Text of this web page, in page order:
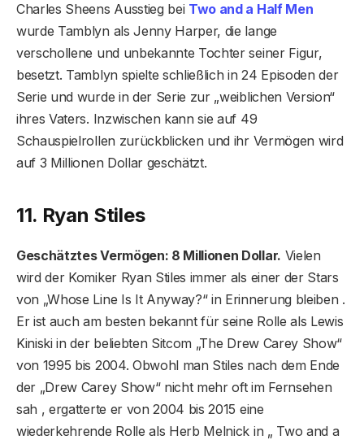
Charles Sheens Ausstieg bei Two and a Half Men
wurde Tamblyn als Jenny Harper, die lange
verschollene und unbekannte Tochter seiner Figur,
besetzt. Tamblyn spielte schließlich in 24 Episoden der
Serie und wurde in der Serie zur „weiblichen Version“
ihres Vaters. Inzwischen kann sie auf 49
Schauspielrollen zurückblicken und ihr Vermögen wird
auf 3 Millionen Dollar geschätzt.
11. Ryan Stiles
Geschätztes Vermögen: 8 Millionen Dollar. Vielen
wird der Komiker Ryan Stiles immer als einer der Stars
von „Whose Line Is It Anyway?“ in Erinnerung bleiben .
Er ist auch am besten bekannt für seine Rolle als Lewis
Kiniski in der beliebten Sitcom „The Drew Carey Show“
von 1995 bis 2004. Obwohl man Stiles nach dem Ende
der „Drew Carey Show“ nicht mehr oft im Fernsehen
sah , ergatterte er von 2004 bis 2015 eine
wiederkehrende Rolle als Herb Melnick in „ Two and a